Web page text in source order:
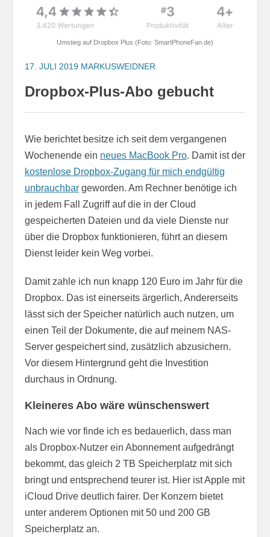
Umstieg auf Dropbox Plus (Foto: SmartPhoneFan.de)
17. JULI 2019 MARKUSWEIDNER
Dropbox-Plus-Abo gebucht
Wie berichtet besitze ich seit dem vergangenen
Wochenende ein neues MacBook Pro. Damit ist der
kostenlose Dropbox-Zugang für mich endgültig
unbrauchbar geworden. Am Rechner benötige ich
in jedem Fall Zugriff auf die in der Cloud
gespeicherten Dateien und da viele Dienste nur
über die Dropbox funktionieren, führt an diesem
Dienst leider kein Weg vorbei.
Damit zahle ich nun knapp 120 Euro im Jahr für die
Dropbox. Das ist einerseits ärgerlich, Andererseits
lässt sich der Speicher natürlich auch nutzen, um
einen Teil der Dokumente, die auf meinem NAS-
Server gespeichert sind, zusätzlich abzusichern.
Vor diesem Hintergrund geht die Investition
durchaus in Ordnung.
Kleineres Abo wäre wünschenswert
Nach wie vor finde ich es bedauerlich, dass man
als Dropbox-Nutzer ein Abonnement aufgedrängt
bekommt, das gleich 2 TB Speicherplatz mit sich
bringt und entsprechend teurer ist. Hier ist Apple mit
iCloud Drive deutlich fairer. Der Konzern bietet
unter anderem Optionen mit 50 und 200 GB
Speicherplatz an.